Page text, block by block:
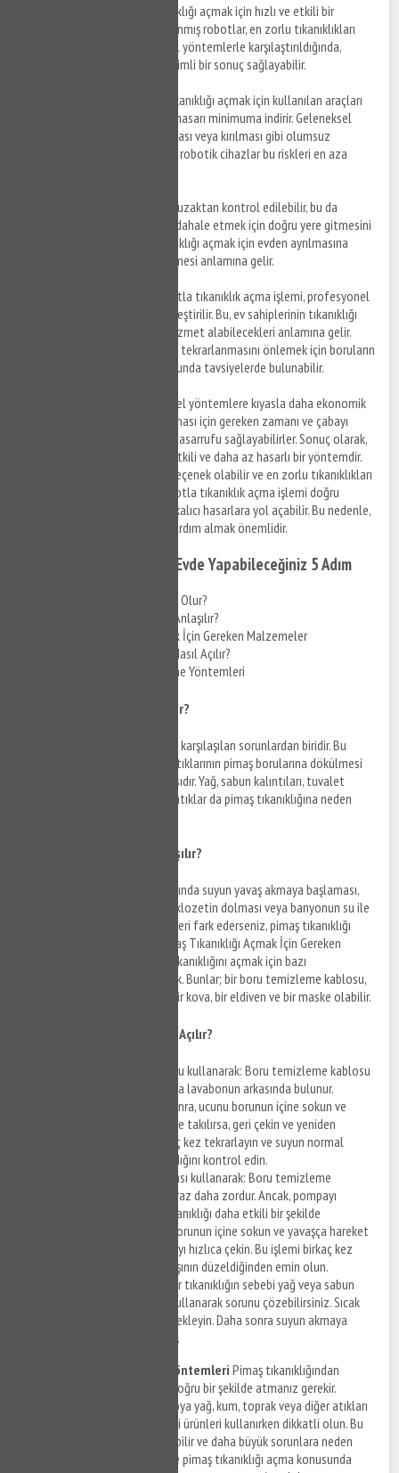
: Robotlar, tıkanıklığı açmak için hızlı ve etkili bir
yöntemdir. Özel olarak tasarlanmış robotlar, en zorlu tıkanıklıkları
bile açabilmektedir. Geleneksel yöntemlerle karşılaştırıldığında,
robotlar daha hızlı ve daha verimli bir sonuç sağlayabilir.
: Robotların, tıkanıklığı açmak için kullanılan araçları
kontrol edebilme yetenekleri, hasarı minimuma indirir. Geleneksel
yöntemlerde, boruların çatlaması veya kırılması gibi olumsuz
sonuçlar ortaya çıkabilir, ancak robotik cihazlar bu riskleri en aza
: Robotlar, uzaktan kontrol edilebilir, bu da
tesisatçının tıkalı borulara müdahale etmek için doğru yere gitmesini
sağlar. Bu, ev sahiplerinin tıkanıklığı açmak için evden ayrılmasına
gerek kalmadan hizmet alabilmesi anlamına gelir.
: Robotla tıkanıklık açma işlemi, profesyonel
tesisatçılar tarafından gerçekleştirilir. Bu, ev sahiplerinin tıkanıklığı
açmak için yüksek kaliteli bir hizmet alabilecekleri anlamına gelir.
Ayrıca, profesyoneller, sorunun tekrarlanmasını önlemek için boruların
temizlenmesi ve bakımı konusunda tavsiyelerde bulunabilir.
: Robotlar, geleneksel yöntemlere kıyasla daha ekonomik
bir seçenektir. Tıkanıklığın açılması için gereken zamanı ve çabayı
azaltarak, ev sahiplerine para tasarrufu sağlayabilirler. Sonuç olarak,
robotla tıkanıklık açma, hızlı, etkili ve daha az hasarlı bir yöntemdir.
Ev sahipleri için ekonomik bir seçenek olabilir ve en zorlu tıkanıklıkları
bile açabilirler. Ancak, eğer robotla tıkanıklık açma işlemi doğru
şekilde yapılmazsa, borularda kalıcı hasarlara yol açabilir. Bu nedenle,
profesyonel tesisatçılardan yardım almak önemlidir.
Pimaş Tıkanıklığı Açma - Evde Yapabileceğiniz 5 Adım
Pimaş Tıkanıklığı Neden Olur?
Pimaş Tıkanıklığı Nasıl Anlaşılır?
Pimaş Tıkanıklığı Açmak İçin Gereken Malzemeler
Evde Pimaş Tıkanıklığı Nasıl Açılır?
Pimaş Tıkanıklığı Önleme Yöntemleri
Pimaş Tıkanıklığı Neden Olur?
Pimaş tıkanıklığı, evlerde en sık karşılaşılan sorunlardan biridir. Bu
sorunun nedeni genellikle ev atıklarının pimaş borularına dökülmesi
ve zamanla boruların tıkanmasıdır. Yağ, sabun kalıntıları, tuvalet
kağıtları, kum, toprak ve diğer atıklar da pimaş tıkanıklığına neden
Pimaş Tıkanıklığı Nasıl Anlaşılır?
Pimaş tıkanıklığı belirtileri arasında suyun yavaş akmaya başlaması,
tuvaletin dolmaya başlaması, klozetin dolması veya banyonun su ile
dolması yer alır. Eğer bu belirtileri fark ederseniz, pimaş tıkanıklığı
olduğunu düşünebilirsiniz. Pimaş Tıkanıklığı Açmak İçin Gereken
Malzemeler Akçakese Pimaş tıkanıklığını açmak için bazı
malzemelere ihtiyacınız olacak. Bunlar; bir boru temizleme kablosu,
bir boru temizleme pompası, bir kova, bir eldiven ve bir maske olabilir.
Evde Pimaş Tıkanıklığı Nasıl Açılır?
Boru temizleme kablosu kullanarak: Boru temizleme kablosu
genellikle tuvaletin veya lavabonun arkasında bulunur.
Kabloyu çıkarttıktan sonra, ucunu borunun içine sokun ve
ilerletin. Kablo engellere takılırsa, geri çekin ve yeniden
ilerletin. Bu işlemi birkaç kez tekrarlayın ve suyun normal
seviyede akmaya başladığını kontrol edin.
Boru temizleme pompası kullanarak: Boru temizleme
pompası ile çalışmak biraz daha zordur. Ancak, pompayı
kullanarak boruda ki tıkanıklığı daha etkili bir şekilde
açabilirsiniz. Pompayı borunun içine sokun ve yavaşça hareket
ettirin. Ardından pompayı hızlıca çekin. Bu işlemi birkaç kez
tekrarlayın ve suyun akışının düzeldiğinden emin olun.
Sıcak su kullanarak: Eğer tıkanıklığın sebebi yağ veya sabun
kalıntıları ise, sıcak su kullanarak sorunu çözebilirsiniz. Sıcak
suyu boruya dökün ve bekleyin. Daha sonra suyun akmaya
başladığını kontrol edin.
Pimaş Tıkanıklığı Önleme Yöntemleri Pimaş tıkanıklığından
korunmak için atık maddeleri doğru bir şekilde atmanız gerekir.
Lavaboya, tuvalete veya banyoya yağ, kum, toprak veya diğer atıkları
dökmeyin. Ayrıca boru temizliği ürünleri kullanırken dikkatli olun. Bu
tür ürünler, borulara zarar verebilir ve daha büyük sorunlara neden
olabilir. Sonuç olarak, Akçakese pimaş tıkanıklığı açma konusunda